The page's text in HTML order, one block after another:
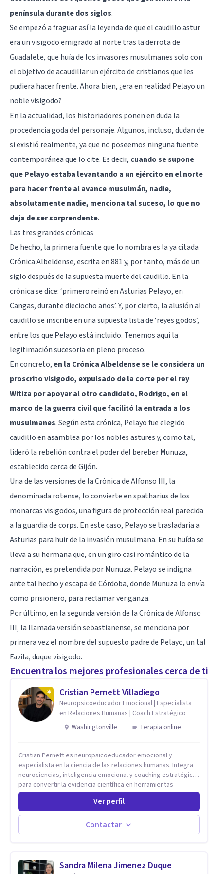
península durante dos siglos.
Se empezó a fraguar así la leyenda de que el caudillo astur
era un visigodo emigrado al norte tras la derrota de
Guadalete, que huía de los invasores musulmanes solo con
el objetivo de acaudillar un ejército de cristianos que les
pudiera hacer frente. Ahora bien, ¿era en realidad Pelayo un
noble visigodo?
En la actualidad, los historiadores ponen en duda la
procedencia goda del personaje. Algunos, incluso, dudan de
si existió realmente, ya que no poseemos ninguna fuente
contemporánea que lo cite. Es decir, cuando se supone
que Pelayo estaba levantando a un ejército en el norte
para hacer frente al avance musulmán, nadie,
absolutamente nadie, menciona tal suceso, lo que no
deja de ser sorprendente.
Las tres grandes crónicas
De hecho, la primera fuente que lo nombra es la ya citada
Crónica Albeldense, escrita en 881 y, por tanto, más de un
siglo después de la supuesta muerte del caudillo. En la
crónica se dice: ‘primero reinó en Asturias Pelayo, en
Cangas, durante dieciocho años’. Y, por cierto, la alusión al
caudillo se inscribe en una supuesta lista de ‘reyes godos’,
entre los que Pelayo está incluido. Tenemos aquí la
legitimación sucesoria en pleno proceso.
En concreto, en la Crónica Albeldense se le considera un
proscrito visigodo, expulsado de la corte por el rey
Witiza por apoyar al otro candidato, Rodrigo, en el
marco de la guerra civil que facilitó la entrada a los
musulmanes. Según esta crónica, Pelayo fue elegido
caudillo en asamblea por los nobles astures y, como tal,
lideró la rebelión contra el poder del bereber Munuza,
establecido cerca de Gijón.
Una de las versiones de la Crónica de Alfonso III, la
denominada rotense, lo convierte en spatharius de los
monarcas visigodos, una figura de protección real parecida
a la guardia de corps. En este caso, Pelayo se trasladaría a
Asturias para huir de la invasión musulmana. En su huída se
lleva a su hermana que, en un giro casi romántico de la
narración, es pretendida por Munuza. Pelayo se indigna
ante tal hecho y escapa de Córdoba, donde Munuza lo envía
como prisionero, para reclamar venganza.
Por último, en la segunda versión de la Crónica de Alfonso
III, la llamada versión sebastianense, se menciona por
primera vez el nombre del supuesto padre de Pelayo, un tal
Favila, duque visigodo.
Encuentra los mejores profesionales cerca de ti
Cristian Pernett Villadiego
Neuropsicoeducador Emocional | Especialista
en Relaciones Humanas | Coach Estratégico
Washingtonville
Terapia online
Cristian Pernett es neuropsicoeducador emocional y
especialista en la ciencia de las relaciones humanas. Integra
neurociencias, inteligencia emocional y coaching estratégico
para convertir la evidencia científica en herramientas
prácticas que mejoran la forma en que las personas viven,
aman, lideran y se comunican. Con más de 20 años de
experiencia, acompaña a personas, parejas y líderes en
procesos de desarrollo personal y profesional. Su trabajo se
centra en la regulación emocional, las relaciones de pareja, la
neurociencias y estrategias de cambio basadas en evidencia
Ver perfil
Contactar
Sandra Milena Jimenez Duque